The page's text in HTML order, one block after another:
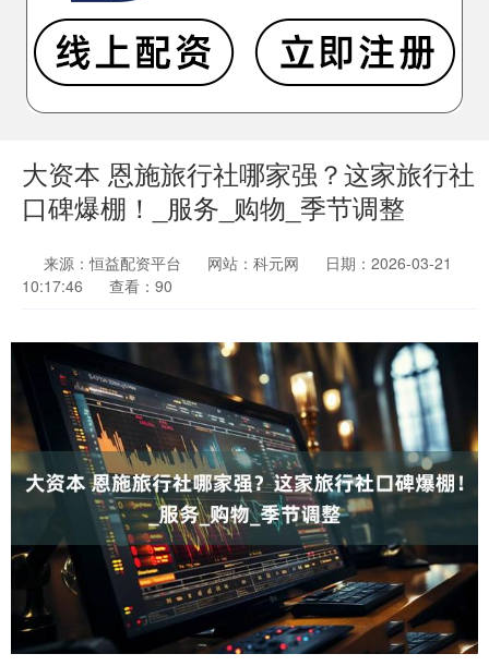
大资本 恩施旅行社哪家强？这家旅行社
口碑爆棚！_服务_购物_季节调整
来源：恒益配资平台 网站：科元网
日期：2026-03-21
10:17:46
查看：90